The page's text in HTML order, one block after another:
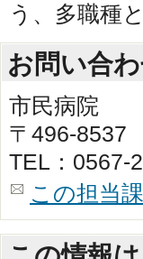
う、多職種
お問い合
市民病院
〒496-8537
TEL：0567-
この担当